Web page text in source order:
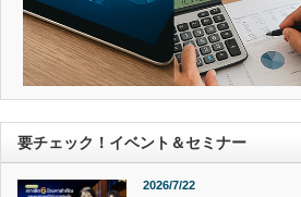
要チェック！イベント＆セミナー
2026/7/22